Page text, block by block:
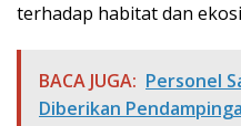
terhadap habitat dan
BACA JUGA: Personel
Diberikan